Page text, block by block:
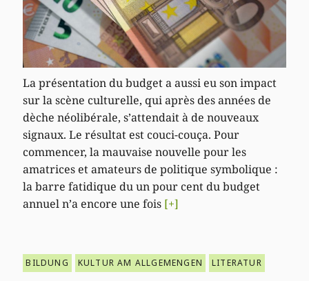
La présentation du budget a aussi eu son impact
sur la scène culturelle, qui après des années de
dèche néolibérale, s’attendait à de nouveaux
signaux. Le résultat est couci-couça. Pour
commencer, la mauvaise nouvelle pour les
amatrices et amateurs de politique symbolique :
la barre fatidique du un pour cent du budget
annuel n’a encore une fois [+]
BILDUNG KULTUR AM ALLGEMENGEN LITERATUR